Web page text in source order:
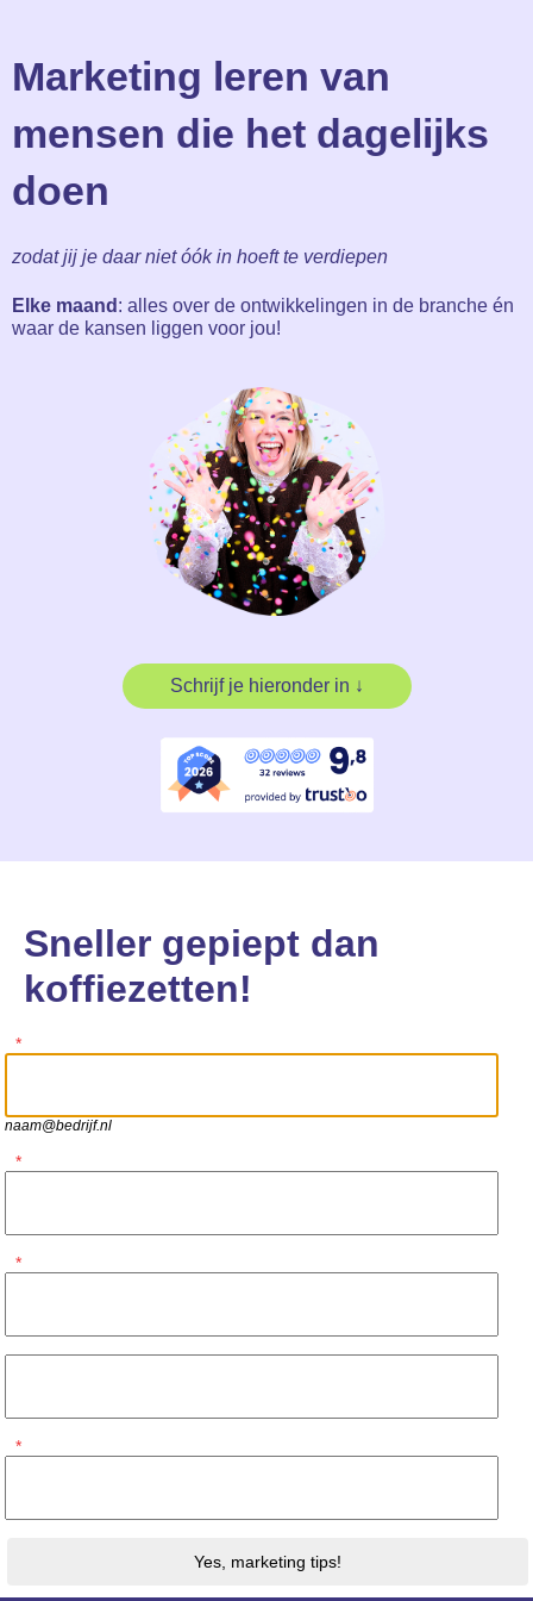
Marketing leren van
mensen die het dagelijks
doen
zodat jij je daar niet óók in hoeft te verdiepen
Elke maand : alles over de ontwikkelingen in de branche én
waar de kansen liggen voor jou!
Schrijf je hieronder in ↓
Sneller gepiept dan
koffiezetten!
*
naam@bedrijf.nl
*
*
*